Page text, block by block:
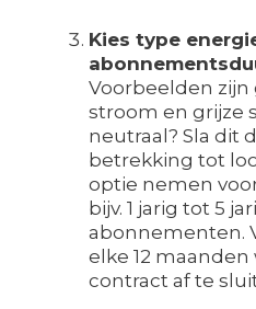
Kies type
Voorbeelden zijn
stroom en grijze
neutraal? Sla dit
betrekking tot
optie nemen
bijv. 1 jarig tot 5
abonnementen.
elke 12 maanden
contract af te